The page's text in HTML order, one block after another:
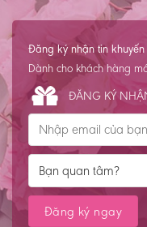
Đăng ký nhận tin khuyến
Dành cho khách hàng
ĐĂNG KÝ